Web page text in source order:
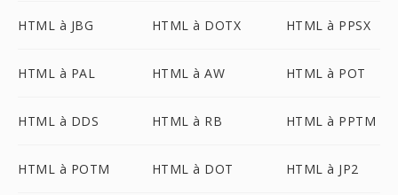
HTML à JBG HTML à DOTX HTML à PPSX
HTML à PAL HTML à AW HTML à POT
HTML à DDS HTML à RB HTML à PPTM
HTML à POTM HTML à DOT HTML à JP2